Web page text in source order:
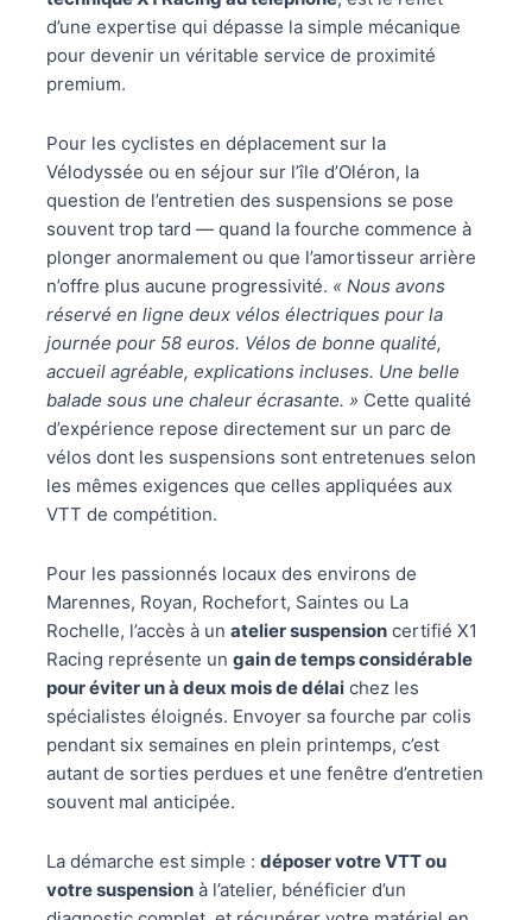
d’une expertise qui dépasse la simple mécanique
pour devenir un véritable service de proximité
premium.
Pour les cyclistes en déplacement sur la
Vélodyssée ou en séjour sur l’île d’Oléron, la
question de l’entretien des suspensions se pose
souvent trop tard — quand la fourche commence à
plonger anormalement ou que l’amortisseur arrière
n’offre plus aucune progressivité. « Nous avons
réservé en ligne deux vélos électriques pour la
journée pour 58 euros. Vélos de bonne qualité,
accueil agréable, explications incluses. Une belle
balade sous une chaleur écrasante. » Cette qualité
d’expérience repose directement sur un parc de
vélos dont les suspensions sont entretenues selon
les mêmes exigences que celles appliquées aux
VTT de compétition.
Pour les passionnés locaux des environs de
Marennes, Royan, Rochefort, Saintes ou La
Rochelle, l’accès à unatelier suspension certifié X1
Racing représente ungain de temps considérable
pour éviter un à deux mois de délai chez les
spécialistes éloignés. Envoyer sa fourche par colis
pendant six semaines en plein printemps, c’est
autant de sorties perdues et une fenêtre d’entretien
souvent mal anticipée.
La démarche est simple :déposer votre VTT ou
votre suspension à l’atelier, bénéficier d’un